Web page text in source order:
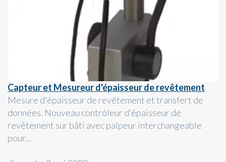
Capteur et Mesureur d'épaisseur de revêtement
Mesure d'épaisseur de revêtement et transfert de
données. Nouveau contrôleur d'épaisseur de
revêtement sur bâti avec palpeur interchangeable
pour...